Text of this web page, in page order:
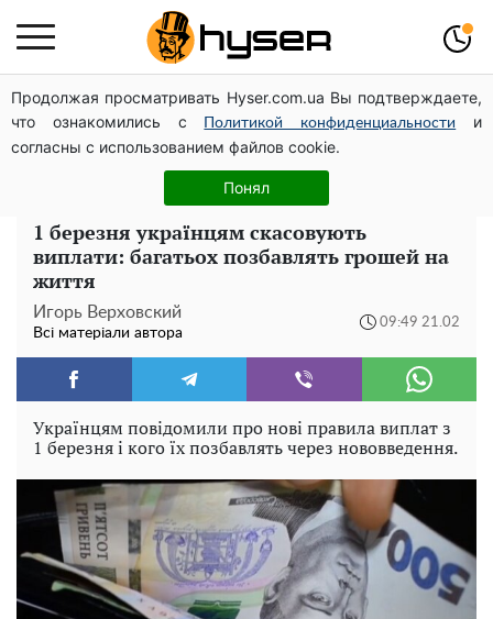
Продолжая просматривать Hyser.com.ua Вы подтверждаете,
что ознакомились с
Политикой конфиденциальности
и
согласны с использованием файлов cookie.
Понял
Гола Олена Тополя у цікавих позах змусила відвисати
щелепи: злив відео – було лише початком
Повністю гола Анна Трінчер блиснула "принадами":
таких розмірів ви ще не бачили
1 березня українцям скасовують
виплати: багатьох позбавлять грошей на
життя
Игорь Верховский
Всі матеріали автора
09:49 21.02
Українцям повідомили про нові правила виплат з
1 березня і кого їх позбавлять через нововведення.